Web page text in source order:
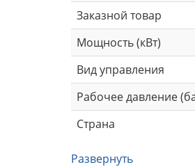
Заказной товар
Мощность (кВт)
Вид управления
Рабочее давление
Страна
Развернуть